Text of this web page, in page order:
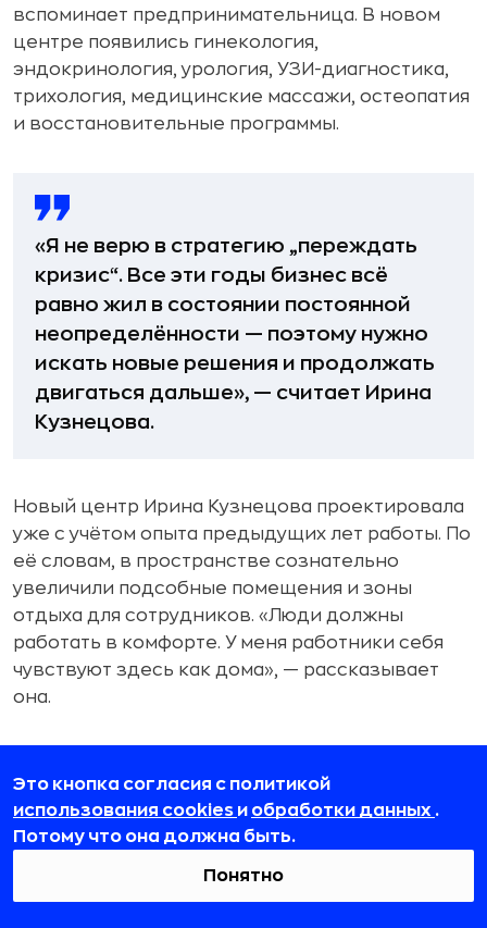
вспоминает предпринимательница. В новом
центре появились гинекология,
эндокринология, урология, УЗИ-диагностика,
трихология, медицинские массажи, остеопатия
и восстановительные программы.
«Я не верю в стратегию „переждать
кризис“. Все эти годы бизнес всё
равно жил в состоянии постоянной
неопределённости — поэтому нужно
искать новые решения и продолжать
двигаться дальше», — считает Ирина
Кузнецова.
Новый центр Ирина Кузнецова проектировала
уже с учётом опыта предыдущих лет работы. По
её словам, в пространстве сознательно
увеличили подсобные помещения и зоны
отдыха для сотрудников. «Люди должны
работать в комфорте. У меня работники себя
чувствуют здесь как дома», — рассказывает
она.
новые продукты клиники
Для Ирины Кузнецовой развитие «Белой
Это кнопка согласия с политикой
использования cookies и обработки данных .
Потому что она должна быть.
Понятно